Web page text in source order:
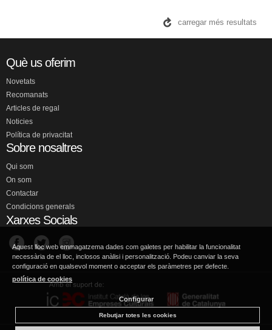
carregar més resultats
Què us oferim
Novetats
Recomanats
Articles de regal
Noticies
Política de privacitat
Sobre nosaltres
Qui som
On som
Contactar
Condicions generals
Xarxes Socials
Aquest lloc web emmagatzema dades com galetes per habilitar la funcionalitat
necessària de el lloc, inclosos anàlisi i personalització. Podeu canviar la seva
configuració en qualsevol moment o acceptar els paràmetres per defecte.
política de cookies
Configurar
Rebutjar totes les cookies